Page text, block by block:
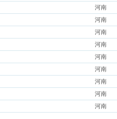
河南
河南
河南
河南
河南
河南
河南
河南
河南